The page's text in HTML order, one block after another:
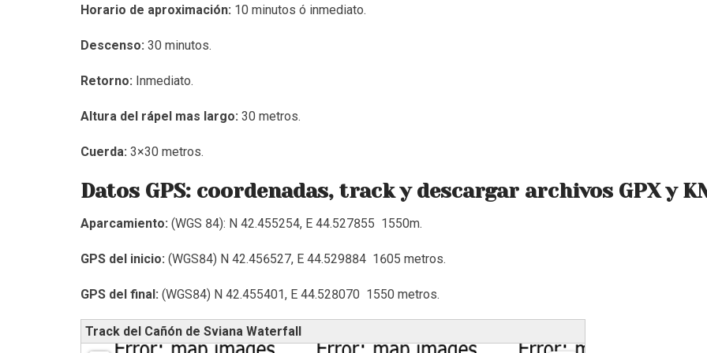
Horario de aproximación: 10 minutos ó inmediato.
Descenso: 30 minutos.
Retorno: Inmediato.
Altura del rápel mas largo: 30 metros.
Cuerda: 3×30 metros.
Datos GPS: coordenadas, track y descargar archivos GPX y
Aparcamiento: (WGS 84): N 42.455254, E 44.527855 1550m.
GPS del inicio: (WGS84) N 42.456527, E 44.529884 1605 metros.
GPS del final: (WGS84) N 42.455401, E 44.528070 1550 metros.
Track del Cañón de Sviana Waterfall